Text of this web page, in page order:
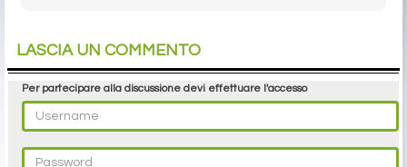
LASCIA UN COMMENTO
Per partecipare alla discussione devi effettuare l'accesso